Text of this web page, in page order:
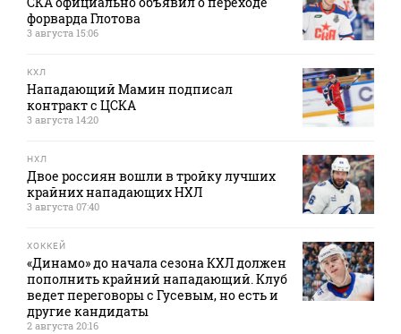
форварда Глотова
3 августа 15:06
КХЛ
Нападающий Мамин подписал
контракт с ЦСКА
3 августа 14:20
НХЛ
Двое россиян вошли в тройку лучших
крайних нападающих НХЛ
3 августа 07:40
ХОККЕЙ
«Динамо» до начала сезона КХЛ должен
пополнить крайний нападающий. Клуб
ведет переговоры с Гусевым, но есть и
другие кандидаты
2 августа 20:16